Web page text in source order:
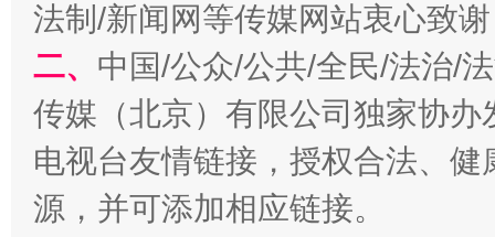
揭批美国五大"原罪"
法制/新闻网等传媒网站衷心致
二、 中国/公众/公共/全民/法治/
传媒（北京）有限公司独家协
电视台友情链接，授权合法、
源，并可添加相应链接。